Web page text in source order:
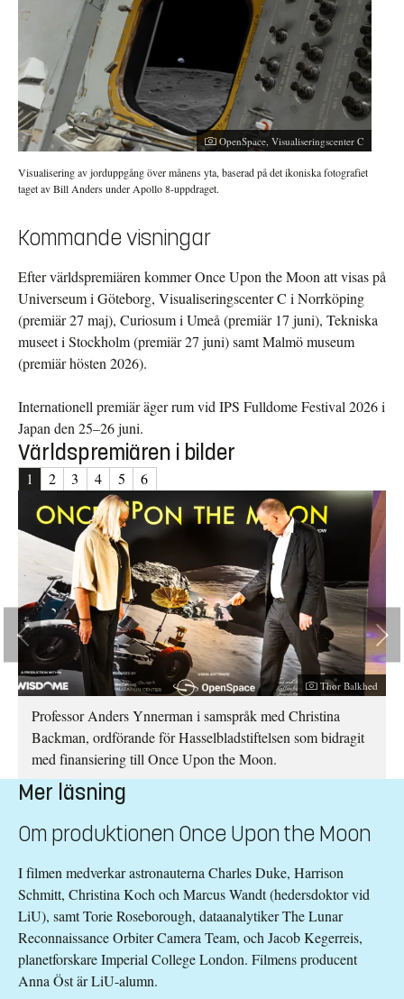
OpenSpace, Visualiseringscenter C
Visualisering av jorduppgång över månens yta, baserad på det ikoniska fotografiet
taget av Bill Anders under Apollo 8-uppdraget.
Kommande visningar
Efter världspremiären kommer Once Upon the Moon att visas på
Universeum i Göteborg, Visualiseringscenter C i Norrköping
(premiär 27 maj), Curiosum i Umeå (premiär 17 juni), Tekniska
museet i Stockholm (premiär 27 juni) samt Malmö museum
(premiär hösten 2026).
Internationell premiär äger rum vid IPS Fulldome Festival 2026 i
Japan den 25–26 juni.
Världspremiären i bilder
1 2 3 4 5 6
Fotograf:
Thor Balkhed
Professor Anders Ynnerman i samspråk med Christina
Backman, ordförande för Hasselbladstiftelsen som bidragit
med finansiering till Once Upon the Moon.
Mer läsning
Om produktionen Once Upon the Moon
I filmen medverkar astronauterna Charles Duke, Harrison
Schmitt, Christina Koch och Marcus Wandt (hedersdoktor vid
LiU), samt Torie Roseborough, dataanalytiker The Lunar
Reconnaissance Orbiter Camera Team, och Jacob Kegerreis,
planetforskare Imperial College London. Filmens producent
Anna Öst är LiU-alumn.